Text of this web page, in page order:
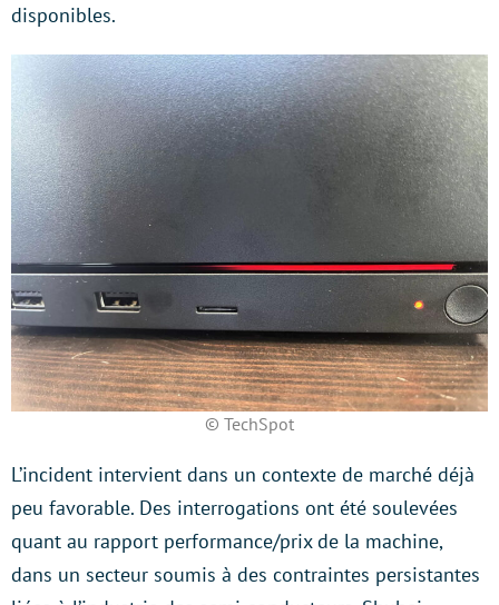
disponibles.
© TechSpot
L’incident intervient dans un contexte de marché déjà
peu favorable. Des interrogations ont été soulevées
quant au rapport performance/prix de la machine,
dans un secteur soumis à des contraintes persistantes